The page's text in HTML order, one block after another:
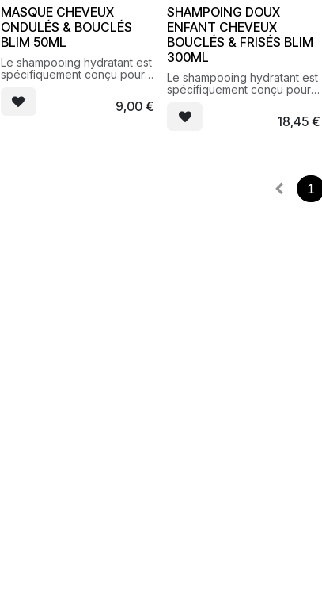
MASQUE CHEVEUX
ONDULÉS & BOUCLÉS
BLIM 50ML
Le shampooing hydratant est
spécifiquement conçu pour
les cheveux bouclés, frisés.
9,00 €
SHAMPOING DOUX
ENFANT CHEVEUX
BOUCLÉS & FRISÉS BLIM
300ML
Le shampooing hydratant est
spécifiquement conçu pour
les cheveux bouclés, frisés.
18,45 €
1